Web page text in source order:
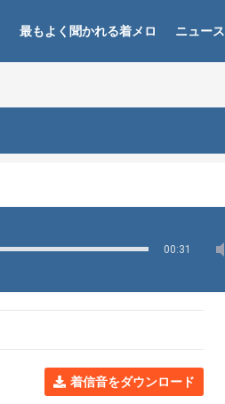
最もよく聞かれる着メロ ニュース
00:31
着信音をダウンロード